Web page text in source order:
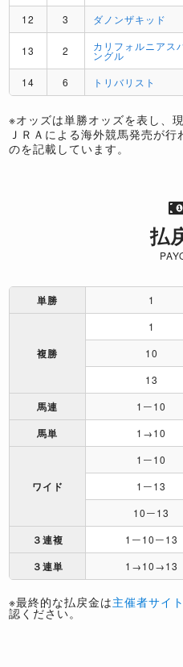
12
3 ダノンザキッド
13 2 カリフォルニアス
ングル
14 6 トリバリスト
※オッズは単勝オッズを表し、
ＪＲＡによる海外競馬発売が
のを記載しています。
払
単勝 1
複勝
1
10
13
馬連 1ー10
馬単 1→10
ワイド
1ー10
1ー13
10ー13
３連複 1ー10ー13
３連単 1→10→13
※最終的な払戻金は主催者サイ
認ください。